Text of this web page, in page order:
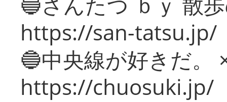
https://san-tatsu.jp/
🔵中央線が好きだ。
https://chuosuki.jp/